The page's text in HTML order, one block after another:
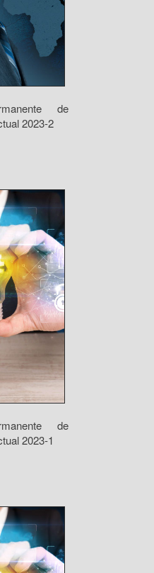
de
2023-2
de
2023-1